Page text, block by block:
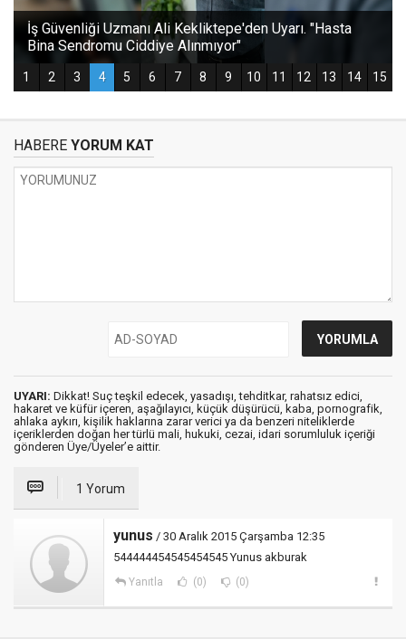
HABERE YORUM KAT
UYARI: Dikkat! Suç teşkil edecek, yasadışı, tehditkar, rahatsız edici,
hakaret ve küfür içeren, aşağılayıcı, küçük düşürücü, kaba, pornografik,
ahlaka aykırı, kişilik haklarına zarar verici ya da benzeri niteliklerde
içeriklerden doğan her türlü mali, hukuki, cezai, idari sorumluluk içeriği
gönderen Üye/Üyeler’e aittir.
1 Yorum
yunus / 30 Aralık 2015 Çarşamba 12:35
544444454545454545 Yunus akburak
Yanıtla (0) (0)